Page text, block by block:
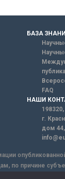
БАЗА
FAQ
НАШИ
г.
дом
по причине